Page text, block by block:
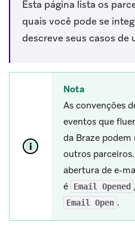
Esta página lista os
quais você pode se
descreve seus casos de
Nota
As convenções
eventos que
da Braze podem
outros
abertura de e-
é
Email Opened
Email Open .